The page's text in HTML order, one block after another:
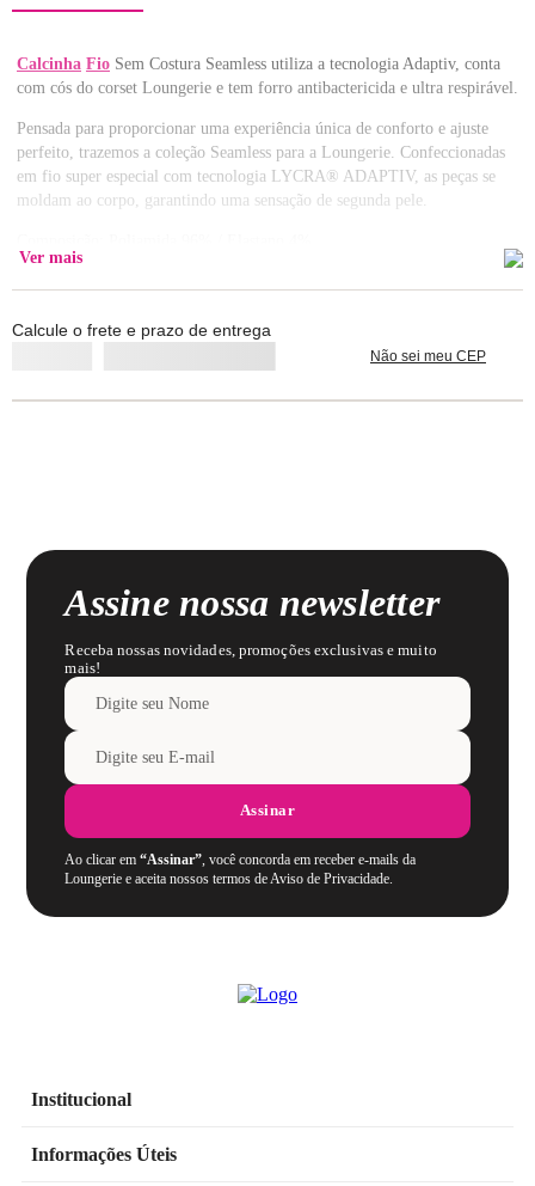
Calcinha Fio Sem Costura Seamless utiliza a tecnologia Adaptiv, conta
com cós do corset Loungerie e tem forro antibactericida e ultra respirável.
Pensada para proporcionar uma experiência única de conforto e ajuste
perfeito, trazemos a coleção Seamless para a Loungerie. Confeccionadas
em fio super especial com tecnologia LYCRA® ADAPTIV, as peças se
moldam ao corpo, garantindo uma sensação de segunda pele.
Ver mais
Calcule o frete e prazo de entrega
Não sei meu CEP
Assine nossa newsletter
Receba nossas novidades, promoções exclusivas e muito
mais!
Assinar
Ao clicar em“Assinar”, você concorda em receber e-mails da
Loungerie e aceita nossos termos de Aviso de Privacidade.
Institucional
Informações Úteis